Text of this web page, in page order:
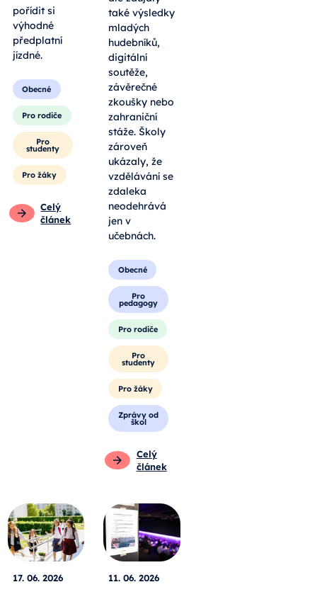
pořídit si
výhodné
předplatní
jízdné.
Obecné
Pro rodiče
Pro
studenty
Pro žáky
Celý
článek
také výsledky
mladých
hudebníků,
digitální
soutěže,
závěrečné
zkoušky nebo
zahraniční
stáže. Školy
zároveň
ukázaly, že
vzdělávání se
zdaleka
neodehrává
jen v
učebnách.
Obecné
Pro
pedagogy
Pro rodiče
Pro
studenty
Pro žáky
Zprávy od
škol
Celý
článek
17. 06. 2026 11. 06. 2026